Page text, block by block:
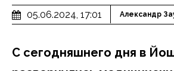
05.06.2024, 17:01 Александр
С сегодняшнего дня в